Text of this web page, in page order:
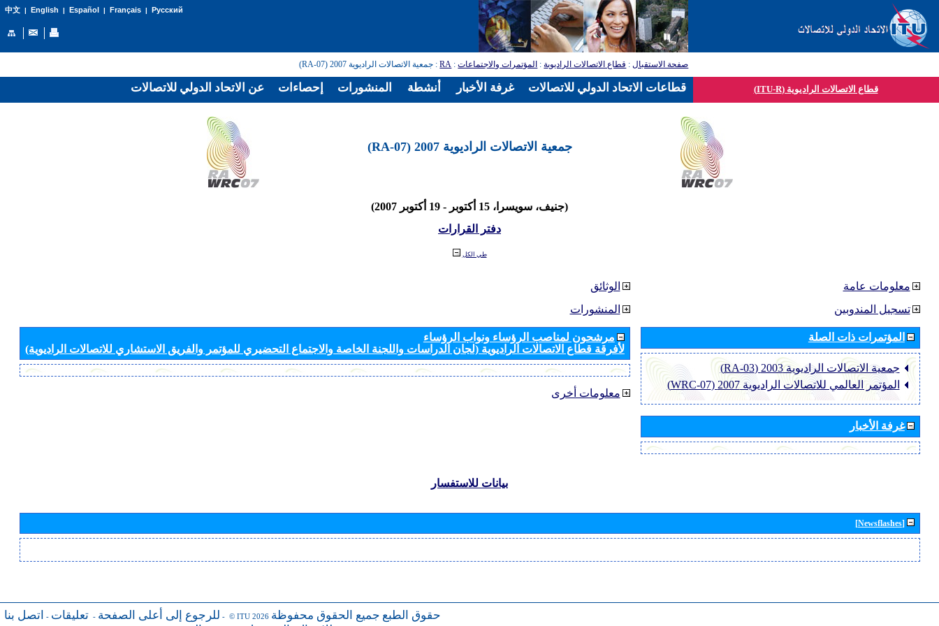
中文| English | Español | Français| Русский
صفحة الاستقبال: قطاع الاتصالات الراديوية: المؤتمرات والاجتماعات:
RA: جمعية الاتصالات الراديوية 2007 (RA-07)
قطاع الاتصالات الراديوية (ITU-R)
جمعية الاتصالات الراديوية 2007 (RA-07)
(جنيف، سويسرا، 15 أكتوبر - 19 أكتوبر 2007)
دفتر القرارات
طي الكل
الوثائق
المنشورات
مرشحون لمناصب الرؤساء ونواب الرؤساء
لأفرقة قطاع الاتصالات الراديوية (لجان الدراسات واللجنة الخاصة والاجتماع التحضيري للمؤتمر والفريق الاستشاري للاتصالات الراديوية)
معلومات أخرى
معلومات عامة
تسجيل المندوبين
المؤتمرات ذات الصلة
جمعية الاتصالات الراديوية 2003 (RA-03)
المؤتمر العالمي للاتصالات الراديوية 2007 (WRC-07)
غرفة الأخبار
بيانات للاستفسار
[Newsflashes]
للرجوع إلى أعلى الصفحة - تعليقات - اتصل بنا - © ITU 2026 حقوق الطبع جميع الحقوق محفوظة
عن الاتحاد الدولي للاتصالات إحصاءات المنشورات أنشطة غرفة الأخبار قطاعات الاتحاد الدولي للاتصالات